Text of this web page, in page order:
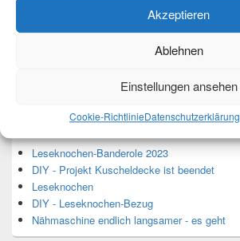
Akzeptieren
Ablehnen
Einstellungen ansehen
Cookie-RichtlinieDatenschutzerklärung
Kategorien
Top-Beiträge und Top-Seiten
Leseknochen-Banderole 2023
DIY - Projekt Kuscheldecke ist beendet
Leseknochen
DIY - Leseknochen-Bezug
Nähmaschine endlich langsamer - es geht